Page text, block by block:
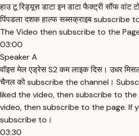
हाउ टू रिड्यूस डाटा इन डाटा फैक्ट्री सौंफ वांट
पिंपडला दशक हाल्फ सब्सक्राइब subscribe
The Video then subscribe to the
03:00
Speaker A
वॉइस मेल एड्रेस S2 कम लाइक दिस। उधर
चैनल को subscribe the channel।
liked the video, then subscribe to the
video, then subscribe to the page. If
subscribe to।
03:30